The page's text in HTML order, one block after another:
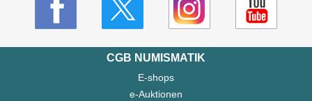
CGB NUMISMATIK
E-shops
e-Auktionen